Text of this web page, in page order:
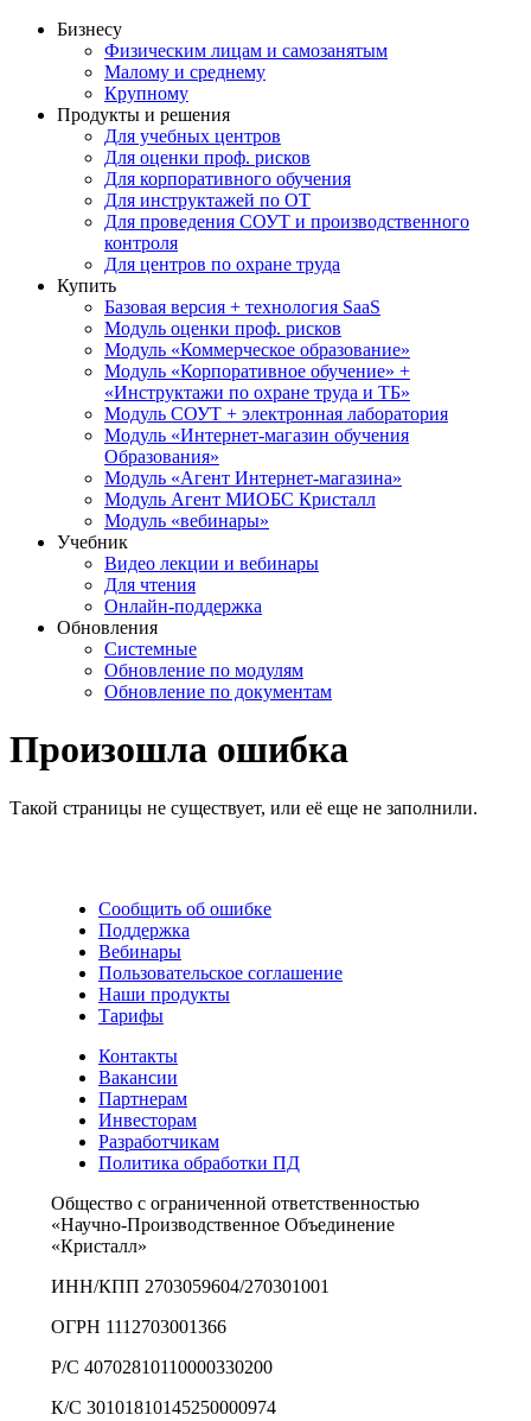
Бизнесу
Физическим лицам и самозанятым
Малому и среднему
Крупному
Продукты и решения
Для учебных центров
Для оценки проф. рисков
Для корпоративного обучения
Для инструктажей по ОТ
Для проведения СОУТ и производственного
контроля
Для центров по охране труда
Купить
Базовая версия + технология SaaS
Модуль оценки проф. рисков
Модуль «Коммерческое образование»
Модуль «Корпоративное обучение» +
«Инструктажи по охране труда и ТБ»
Модуль СОУТ + электронная лаборатория
Модуль «Интернет-магазин обучения
Образования»
Модуль «Агент Интернет-магазина»
Модуль Агент МИОБС Кристалл
Модуль «вебинары»
Учебник
Видео лекции и вебинары
Для чтения
Онлайн-поддержка
Обновления
Системные
Обновление по модулям
Обновление по документам
Произошла ошибка
Такой страницы не существует, или её еще не заполнили.
Сообщить об ошибке
Поддержка
Вебинары
Пользовательское соглашение
Наши продукты
Тарифы
Контакты
Вакансии
Партнерам
Инвесторам
Разработчикам
Политика обработки ПД
Общество с ограниченной ответственностью
«Научно-Производственное Объединение
«Кристалл»
ИНН/КПП 2703059604/270301001
ОГРН 1112703001366
Р/С 40702810110000330200
К/С 30101810145250000974